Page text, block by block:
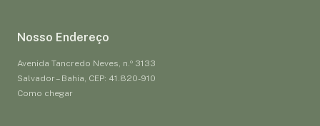
Nosso Endereço
Avenida Tancredo Neves, n.º 3133
Salvador – Bahia, CEP: 41.820-910
Como chegar